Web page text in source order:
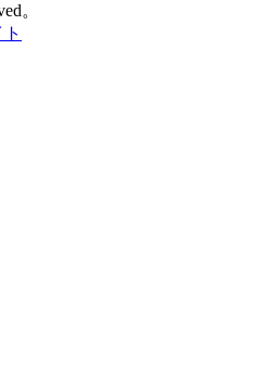
。